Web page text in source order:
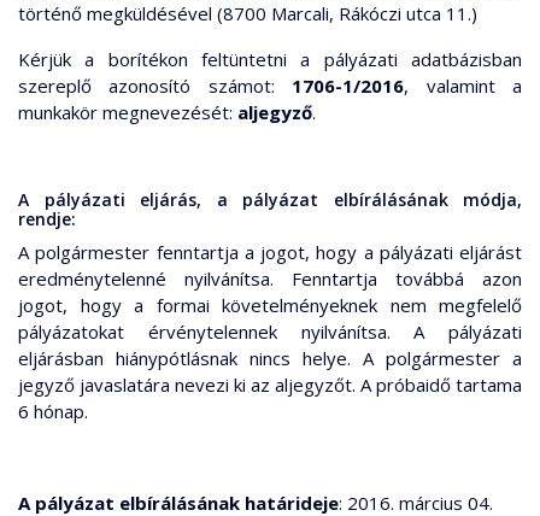
történő megküldésével (8700 Marcali, Rákóczi utca 11.)
Kérjük a borítékon feltüntetni a pályázati adatbázisban
szereplő azonosító számot: 1706-1/2016, valamint a
munkakör megnevezését: aljegyző.
A pályázati eljárás, a pályázat elbírálásának módja,
rendje:
A polgármester fenntartja a jogot, hogy a pályázati eljárást
eredménytelenné nyilvánítsa. Fenntartja továbbá azon
jogot, hogy a formai követelményeknek nem megfelelő
pályázatokat érvénytelennek nyilvánítsa. A pályázati
eljárásban hiánypótlásnak nincs helye. A polgármester a
jegyző javaslatára nevezi ki az aljegyzőt. A próbaidő tartama
6 hónap.
A pályázat elbírálásának határideje: 2016. március 04.